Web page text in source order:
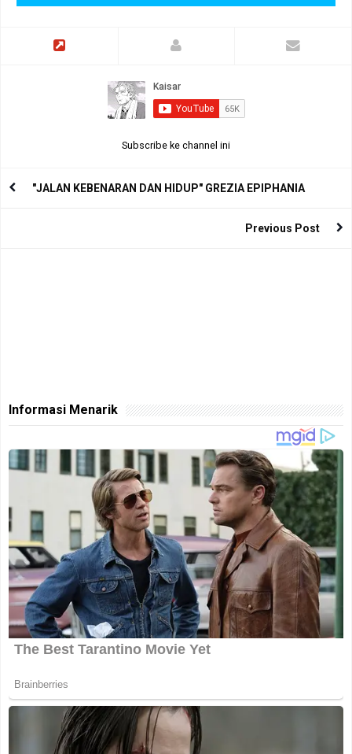
Subscribe ke channel ini
"JALAN KEBENARAN DAN HIDUP" GREZIA EPIPHANIA
Previous Post
Informasi Menarik